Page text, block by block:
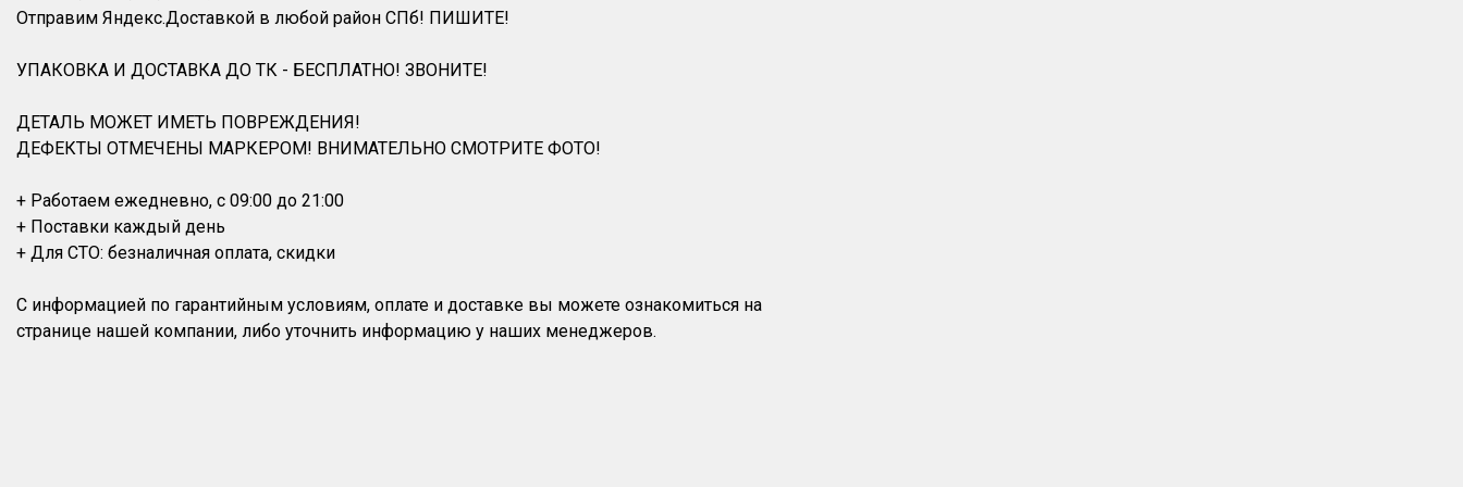
Отправим Яндекс.Доставкой в любой район СПб! ПИШИТЕ!
УПАКОВКА И ДОСТАВКА ДО ТК - БЕСПЛАТНО! ЗВОНИТЕ!
ДЕТАЛЬ МОЖЕТ ИМЕТЬ ПОВРЕЖДЕНИЯ!
ДЕФЕКТЫ ОТМЕЧЕНЫ МАРКЕРОМ! ВНИМАТЕЛЬНО СМОТРИТЕ ФОТО!
+ Работаем ежедневно, с 09:00 до 21:00
+ Поставки каждый день
+ Для СТО: безналичная оплата, скидки
С информацией по гарантийным условиям, оплате и доставке вы можете ознакомиться на